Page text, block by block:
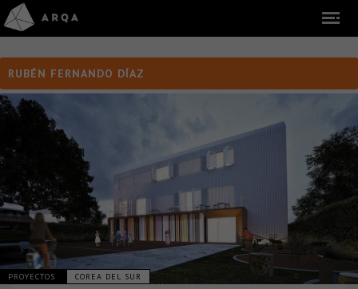
RUBÉN FERNANDO DÍAZ
PROYECTOS COREA DEL SUR